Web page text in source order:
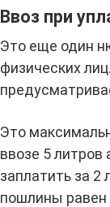
Ввоз при
Это еще один
физических
Это
ввозе 5
заплатить за
пошлины равен